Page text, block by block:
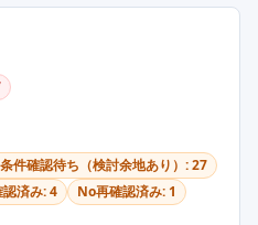
件確認待ち（検討余地あり）: 27
済み: 4 No再確認済み: 1